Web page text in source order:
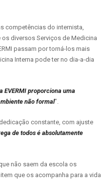
competências do internista,
diversos Serviços de Medicina
passam por torná-los mais
Interna pode ter no dia-a-dia
a EVERMI proporciona uma
não formal”.
constante, com ajuste
de todos é absolutamente
não saem da escola os
que os acompanha para a vida